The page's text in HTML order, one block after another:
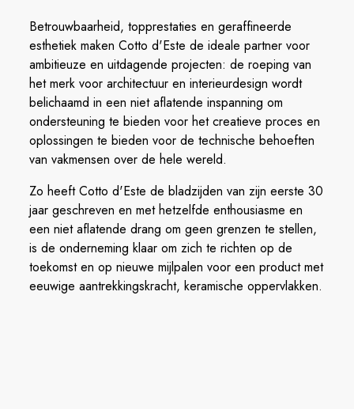
Betrouwbaarheid, topprestaties en geraffineerde
esthetiek maken Cotto d'Este de ideale partner voor
ambitieuze en uitdagende projecten: de roeping van
het merk voor architectuur en interieurdesign wordt
belichaamd in een niet aflatende inspanning om
ondersteuning te bieden voor het creatieve proces en
oplossingen te bieden voor de technische behoeften
van vakmensen over de hele wereld.
Zo heeft Cotto d'Este de bladzijden van zijn eerste 30
jaar geschreven en met hetzelfde enthousiasme en
een niet aflatende drang om geen grenzen te stellen,
is de onderneming klaar om zich te richten op de
toekomst en op nieuwe mijlpalen voor een product met
eeuwige aantrekkingskracht, keramische oppervlakken.